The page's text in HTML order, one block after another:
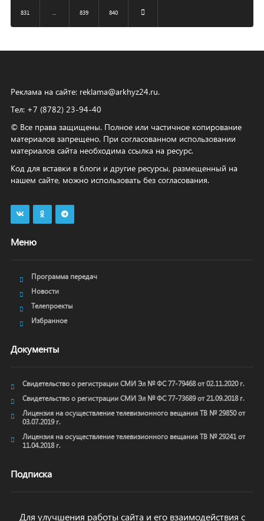
831 839 840
Реклама на сайте: reklama@arkhyz24.ru.
Тел: +7 (8782) 23‑94‑40
© Все права защищены. Полное или частичное копирование
материалов запрещено. При согласованном использовании
материалов сайта необходима ссылка на ресурс.
Код для вставки в блоги и другие ресурсы, размещенный на
нашем сайте, можно использовать без согласования.
Меню
Программа передач
Новости
Телепроекты
Избранное
Документы
Свидетельство о регистрации СМИ Эл № ФС 77-79468 от 02.11.2020 г.
Свидетельство о регистрации СМИ Эл № ФС 77-73689 от 21.09.2018 г.
Лицензия на осуществление телевизионного вещания ТВ № 29850 от
03.07.2019 г.
Лицензия на осуществление телевизионного вещания ТВ № 29241 от
11.04.2018 г.
Подписка
Для улучшения работы сайта и его взаимодействия с